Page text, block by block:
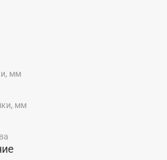
мм
мм